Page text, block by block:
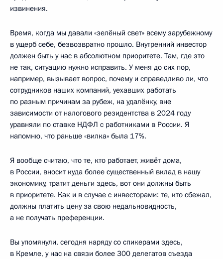
извинения.
Время, когда мы давали «зелёный свет» всему зарубежному
в ущерб себе, безвозвратно прошло. Внутренний инвестор
должен быть у нас в абсолютном приоритете. Там, где это
не так, ситуацию нужно исправить. У меня до сих пор,
например, вызывает вопрос, почему и справедливо ли, что
сотрудников наших компаний, уехавших работать
по разным причинам за рубеж, на удалёнку, вне
зависимости от налогового резидентства в 2024 году
уравняли по ставке НДФЛ с работниками в России. Я
напомню, что раньше «вилка» была 17%.
Я вообще считаю, что те, кто работает, живёт дома,
в России, вносит куда более существенный вклад в нашу
экономику, тратит деньги здесь, вот они должны быть
в приоритете. Как и в случае с инвесторами: те, кто сбежал,
должны платить цену за свою недальновидность,
а не получать преференции.
Вы упомянули, сегодня наряду со спикерами здесь,
в Кремле, у нас на связи более 300 делегатов съезда